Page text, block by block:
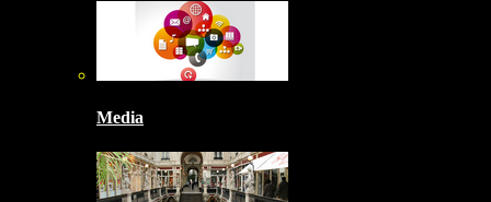
Media